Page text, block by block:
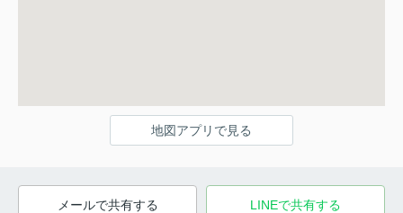
地図アプリで見る
メールで共有する LINEで共有する